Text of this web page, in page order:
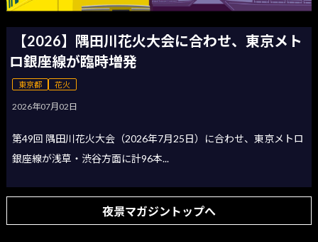
【2026】隅田川花火大会に合わせ、東京メト
ロ銀座線が臨時増発
東京都 花火
2026年07月02日
第49回 隅田川花火大会（2026年7月25日）に合わせ、東京メトロ
銀座線が浅草・渋谷方面に計96本...
夜景マガジントップへ